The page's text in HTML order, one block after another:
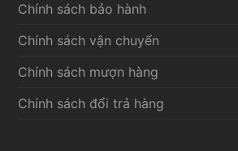
Chính sách bảo hành
Chính sách vận chuyển
Chính sách mượn hàng
Chính sách đổi trả hàng